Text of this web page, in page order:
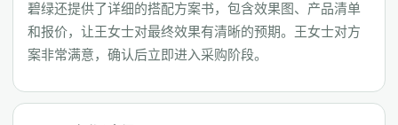
碧绿还提供了详细的搭配方案书，包含效果图、产品清单
和报价，让王女士对最终效果有清晰的预期。王女士对方
案非常满意，确认后立即进入采购阶段。